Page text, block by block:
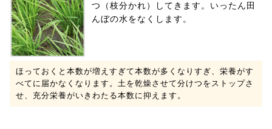
つ（枝分かれ）してきます。いったん田
んぼの水をなくします。
ほっておくと本数が増えすぎて本数が多くなりすぎ、栄養がす
べてに届かなくなります。土を乾燥させて分けつをストップさ
せ、充分栄養がいきわたる本数に抑えます。